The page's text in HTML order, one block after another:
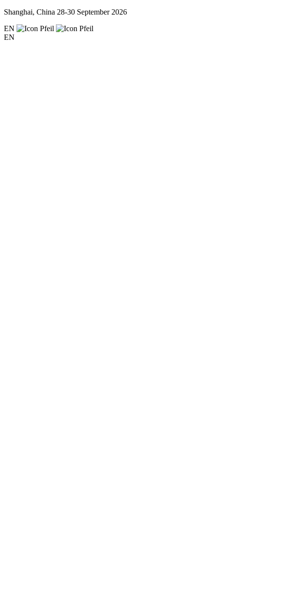
Shanghai, China 28-30 September 2026
EN
EN